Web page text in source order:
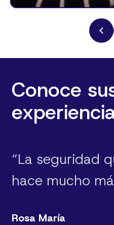
Conoce
“La seguridad
hace mucho
Rosa María